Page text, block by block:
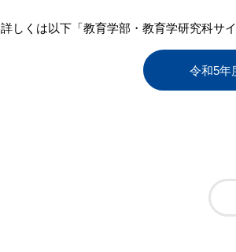
詳しくは以下「教育学部・教育学研究科サ
令和5年